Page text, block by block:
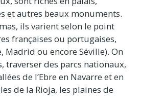
et autres beaux monuments.
ils varient selon le point
françaises ou portugaises,
Madrid ou encore Séville). On
traverser des parcs nationaux,
de l’Ebre en Navarre et en
de la Rioja, les plaines de